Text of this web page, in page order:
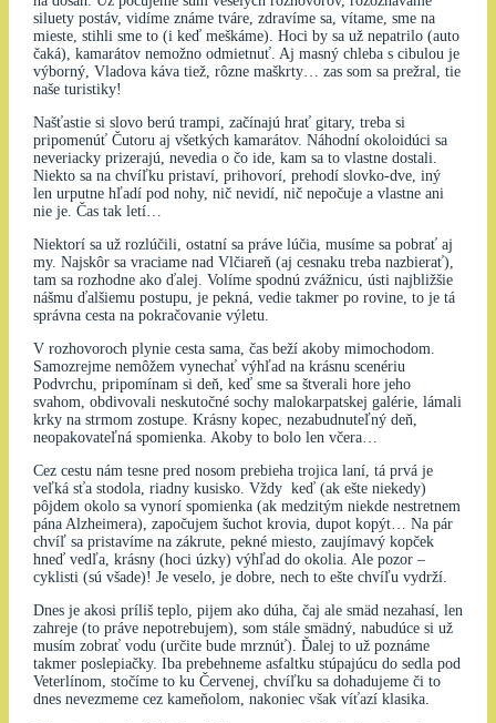
siluety postáv, vidíme známe tváre, zdravíme sa, vítame, sme na
mieste, stihli sme to (i keď meškáme). Hoci by sa už nepatrilo (auto
čaká), kamarátov nemožno odmietnuť. Aj masný chleba s cibulou je
výborný, Vladova káva tiež, rôzne maškrty… zas som sa prežral, tie
naše turistiky!
Našťastie si slovo berú trampi, začínajú hrať gitary, treba si
pripomenúť Čutoru aj všetkých kamarátov. Náhodní okoloidúci sa
neveriacky prizerajú, nevedia o čo ide, kam sa to vlastne dostali.
Niekto sa na chvíľku pristaví, prihovorí, prehodí slovko-dve, iný
len urputne hľadí pod nohy, nič nevidí, nič nepočuje a vlastne ani
nie je. Čas tak letí…
Niektorí sa už rozlúčili, ostatní sa práve lúčia, musíme sa pobrať aj
my. Najskôr sa vraciame nad Vlčiareň (aj cesnaku treba nazbierať),
tam sa rozhodne ako ďalej. Volíme spodnú zvážnicu, ústi najbližšie
nášmu ďalšiemu postupu, je pekná, vedie takmer po rovine, to je tá
správna cesta na pokračovanie výletu.
V rozhovoroch plynie cesta sama, čas beží akoby mimochodom.
Samozrejme nemôžem vynechať výhľad na krásnu scenériu
Podvrchu, pripomínam si deň, keď sme sa štverali hore jeho
svahom, obdivovali neskutočné sochy malokarpatskej galérie, lámali
krky na strmom zostupe. Krásny kopec, nezabudnuteľný deň,
neopakovateľná spomienka. Akoby to bolo len včera…
Cez cestu nám tesne pred nosom prebieha trojica laní, tá prvá je
veľká sťa stodola, riadny kusisko. Vždy keď (ak ešte niekedy)
pôjdem okolo sa vynorí spomienka (ak medzitým niekde nestretnem
pána Alzheimera), započujem šuchot krovia, dupot kopýt… Na pár
chvíľ sa pristavíme na zákrute, pekné miesto, zaujímavý kopček
hneď vedľa, krásny (hoci úzky) výhľad do okolia. Ale pozor –
cyklisti (sú všade)! Je veselo, je dobre, nech to ešte chvíľu vydrží.
Dnes je akosi príliš teplo, pijem ako dúha, čaj ale smäd nezahasí, len
zahreje (to práve nepotrebujem), som stále smädný, nabudúce si už
musím zobrať vodu (určite bude mrznúť). Ďalej to už poznáme
takmer poslepiačky. Iba prebehneme asfaltku stúpajúcu do sedla pod
Veterlínom, stočíme to ku Červenej, chvíľku sa dohadujeme či to
dnes nevezmeme cez kameňolom, nakoniec však víťazí klasika.